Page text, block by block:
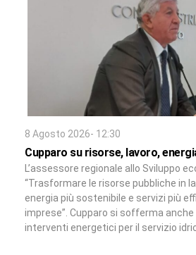
8 Agosto 2026- 12:30
Cupparo su risorse, lavoro,
L’assessore regionale allo Sviluppo
“Trasformare le risorse pubbliche in
energia più sostenibile e servizi più
imprese”. Cupparo si sofferma
interventi energetici per il servizio